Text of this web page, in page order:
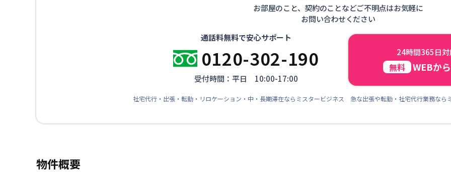
お部屋のこと、契約のことなどご不明点はお気軽に
お問い合わせください
通話料無料で安心サポート
0120-302-190
受付時間：平日 10:00-17:00
24時間365日
無料 WEBか
社宅代行・出張・転勤・リロケーション・中・長期滞在ならミスタービジネス 急な出張や転勤・社宅代行業務なら
物件概要